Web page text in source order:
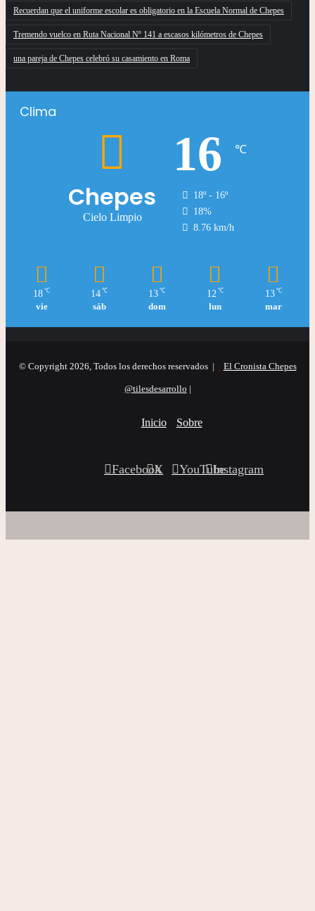
Recuerdan que el uniforme escolar es obligatorio en la Escuela Normal de Chepes
Tremendo vuelco en Ruta Nacional Nº 141 a escasos kilómetros de Chepes
una pareja de Chepes celebró su casamiento en Roma
Clima
Chepes
Cielo Limpio
16 ℃
18º - 16º
18%
8.76 km/h
18 ℃
vie
14 ℃
sáb
13 ℃
dom
12 ℃
lun
13 ℃
mar
© Copyright 2026, Todos los derechos reservados | El Cronista Chepes
@tilesdesarrollo |
Inicio Sobre
Facebook
X YouTubeInstagram